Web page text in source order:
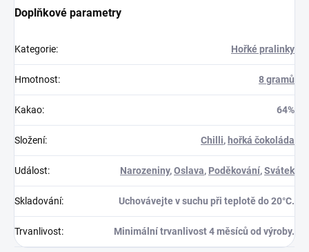
Doplňkové parametry
Kategorie: Hořké pralinky
Hmotnost: 8 gramů
Kakao: 64%
Složení: Chilli, hořká čokoláda
Událost: Narozeniny,Oslava, Poděkování,Svátek
Skladování: Uchovávejte v suchu při teplotě do 20°C.
Trvanlivost: Minimální trvanlivost 4 měsíců od výroby.